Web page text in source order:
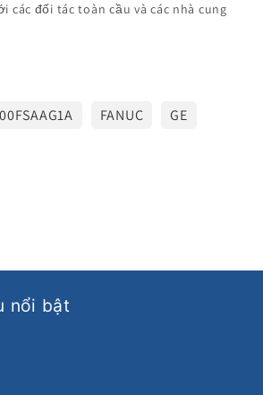
các đối tác toàn cầu và các nhà cung
FANUC GE
nổi bật